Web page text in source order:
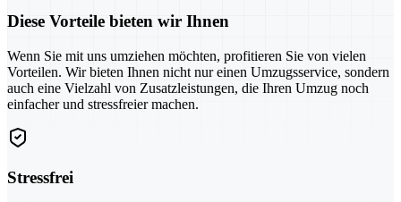
Diese Vorteile bieten wir Ihnen
Wenn Sie mit uns umziehen möchten, profitieren Sie von vielen
Vorteilen. Wir bieten Ihnen nicht nur einen Umzugsservice, sondern
auch eine Vielzahl von Zusatzleistungen, die Ihren Umzug noch
einfacher und stressfreier machen.
Stressfrei